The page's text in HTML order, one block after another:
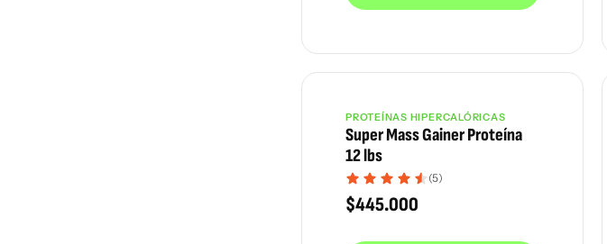
PROTEÍNAS HIPERCALÓRICAS
Super Mass Gainer Proteína
12 lbs
(5)
$445.000